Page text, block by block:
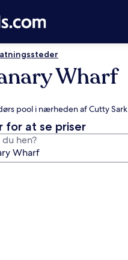
Wharf
pool i nærheden af Cutty Sark
at se priser
hen?